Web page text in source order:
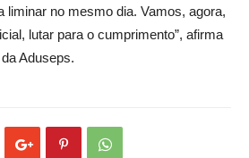
liminar no mesmo dia. Vamos, agora,
lutar para o cumprimento”, afirma
Aduseps.